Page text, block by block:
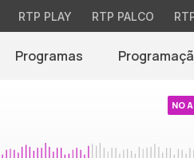
RTP PLAY RTP PALCO
Programas
NO